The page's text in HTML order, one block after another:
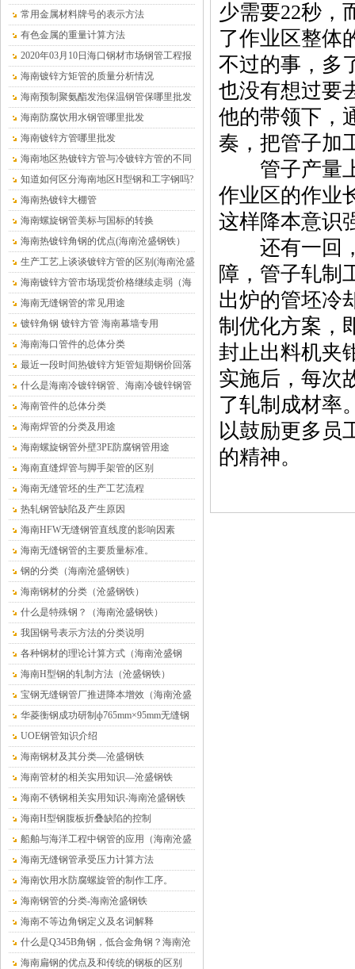
常用金属材料牌号的表示方法
有色金属的重量计算方法
2020年03月10日海口钢材市场钢管工程报
价表
海南镀锌方矩管的质量分析情况
海南预制聚氨酯发泡保温钢管保哪里批发
（温泉水专用）
海南防腐饮用水钢管哪里批发
海南镀锌方管哪里批发
海南地区热镀锌方管与冷镀锌方管的不同
在哪里
知道如何区分海南地区H型钢和工字钢吗?
海南热镀锌大棚管
海南螺旋钢管美标与国标的转换
海南热镀锌角钢的优点(海南沧盛钢铁）
生产工艺上谈谈镀锌方管的区别(海南沧盛
钢铁）
海南镀锌方管市场现货价格继续走弱（海
南沧盛钢铁）
海南无缝钢管的常见用途
镀锌角钢 镀锌方管 海南幕墙专用
海南海口管件的总体分类
最近一段时间热镀锌方矩管短期钢价回落
的趋势仍将延续（海南）
什么是海南冷镀锌钢管、海南冷镀锌钢管
介绍
海南管件的总体分类
海南焊管的分类及用途
海南螺旋钢管外壁3PE防腐钢管用途
海南直缝焊管与脚手架管的区别
海南无缝管坯的生产工艺流程
热轧钢管缺陷及产生原因
海南HFW无缝钢管直线度的影响因素
海南无缝钢管的主要质量标准。
钢的分类（海南沧盛钢铁）
海南钢材的分类（沧盛钢铁）
什么是特殊钢？（海南沧盛钢铁）
我国钢号表示方法的分类说明
各种钢材的理论计算方式（海南沧盛钢
铁）
海南H型钢的轧制方法（沧盛钢铁）
宝钢无缝钢管厂推进降本增效（海南沧盛
钢铁）
华菱衡钢成功研制ф765mm×95mm无缝钢
管（海南沧盛）
UOE钢管知识介绍
海南钢材及其分类—沧盛钢铁
海南管材的相关实用知识—沧盛钢铁
海南不锈钢相关实用知识-海南沧盛钢铁
海南H型钢腹板折叠缺陷的控制
船舶与海洋工程中钢管的应用（海南沧盛
钢铁）
海南无缝钢管承受压力计算方法
海南饮用水防腐螺旋管的制作工序。
海南钢管的分类-海南沧盛钢铁
海南不等边角钢定义及名词解释
什么是Q345B角钢，低合金角钢？海南沧
盛钢铁
海南扁钢的优点及和传统的钢板的区别
少需要22秒，
了作业区整体
不过的事，多
也没有想过要
他的带领下，
奏，把管子加
管子产量上
作业区的作业
这样降本意识
还有一回，
障，管子轧制
出炉的管坯冷
制优化方案，
封止出料机夹
实施后，每次
了轧制成材率
以鼓励更多员
的精神。